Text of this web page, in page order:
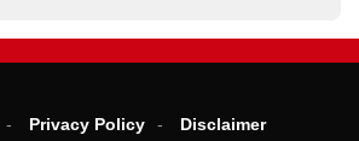
Privacy Policy Disclaimer